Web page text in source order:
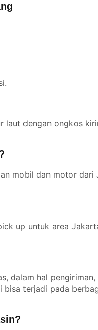
laut dengan ongkos
mobil dan motor
up untuk area
dalam hal
terjadi pada